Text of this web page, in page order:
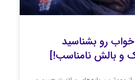
رو بشناسید
بالش نامناسب!]